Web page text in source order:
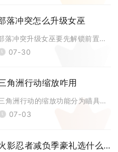
落冲突怎么升级女巫
部落冲突升级女巫要先解锁前置建筑、备足暗黑重油，再在实验室完成等级研发
07-30
角洲行动缩放咋用
三角洲行动的缩放功能分为瞄具精校缩放、画面渲染缩放与战术地图缩放三类，
07-03
火影忍者减负季豪礼选什么人最好